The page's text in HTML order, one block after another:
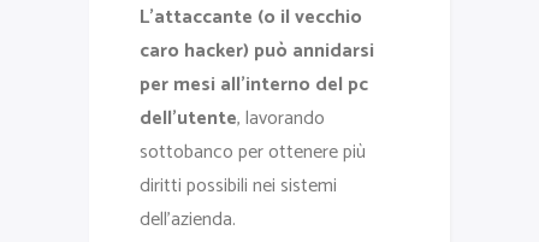
L’attaccante (o il vecchio
caro hacker) può annidarsi
per mesi all’interno del pc
dell’utente, lavorando
sottobanco per ottenere più
diritti possibili nei sistemi
dell’azienda.